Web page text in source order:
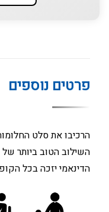
פרטים נוספים
הרכיבו את סלט
השילוב הטוב ביותר
הדינאמי יזכה בכל